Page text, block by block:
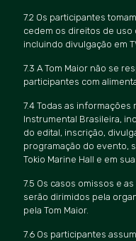
7.2 Os participantes
cedem os direitos de uso
incluindo divulgação em
7.3 A Tom Maior não se
participantes com
7.4 Todas as informações
Instrumental Brasileira,
do edital, inscrição,
programação do evento,
Tokio Marine Hall e em
7.5 Os casos omissos e
serão dirimidos pela
pela Tom Maior.
7.6 Os participantes